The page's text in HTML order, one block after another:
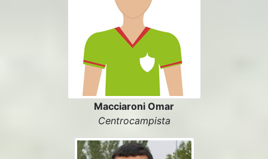
Macciaroni Omar
Centrocampista